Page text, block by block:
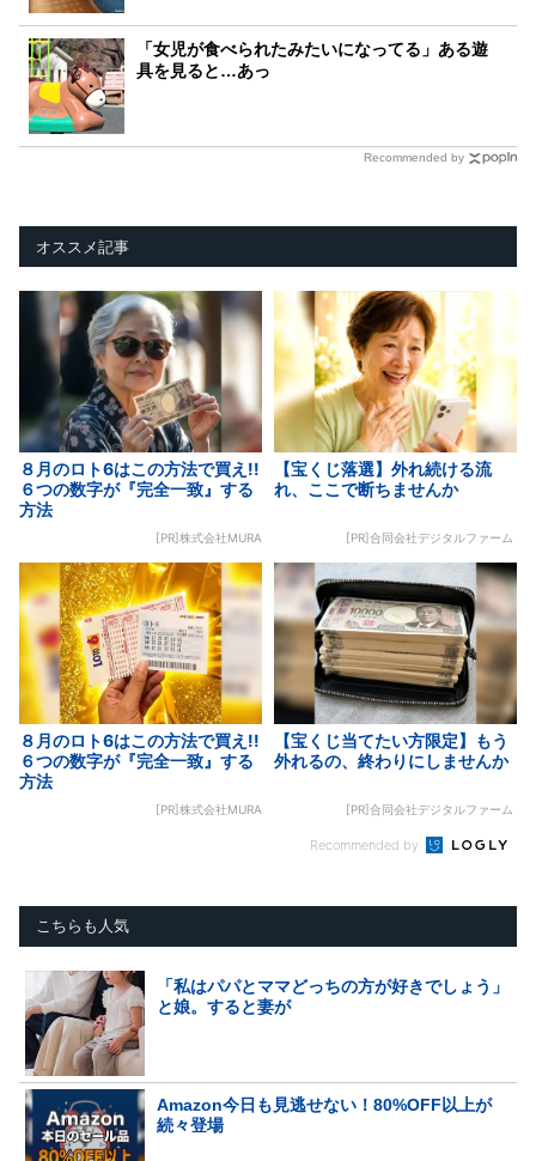
「女児が食べられたみたいになってる」ある遊
具を見ると…あっ
Recommended by
オススメ記事
８月のロト6はこの方法で買え!!
６つの数字が『完全一致』する
方法
[PR]株式会社MURA
【宝くじ落選】外れ続ける流
れ、ここで断ちませんか
[PR]合同会社デジタルファーム
８月のロト6はこの方法で買え!!
６つの数字が『完全一致』する
方法
[PR]株式会社MURA
【宝くじ当てたい方限定】もう
外れるの、終わりにしませんか
[PR]合同会社デジタルファーム
Recommended by
こちらも人気
「私はパパとママどっちの方が好きでしょう」
と娘。すると妻が
Amazon今日も見逃せない！80%OFF以上が
続々登場